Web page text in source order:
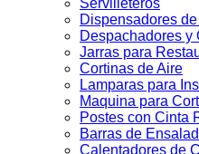
Servilleteros
Dispensadores
Despachadores y
Jarras para
Cortinas de Aire
Lamparas para
Maquina para
Postes con Cinta
Barras de
Calentadores de